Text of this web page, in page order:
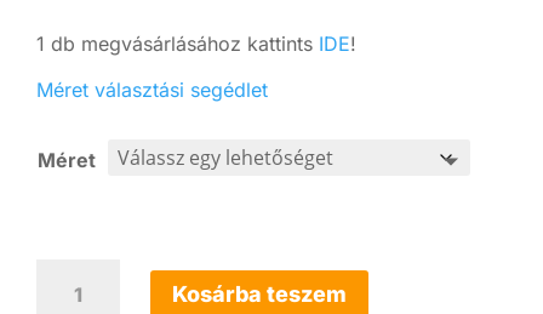
1 db megvásárlásához kattints IDE!
Méret választási segédlet
Méret
Kosárba teszem